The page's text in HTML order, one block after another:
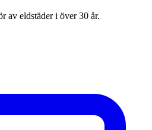
av eldstäder i över 30 år.